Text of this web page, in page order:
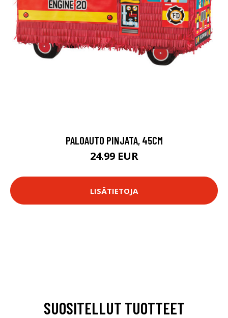
PALOAUTO PINJATA, 45CM
24.99 EUR
LISÄTIETOJA
SUOSITELLUT TUOTTEET